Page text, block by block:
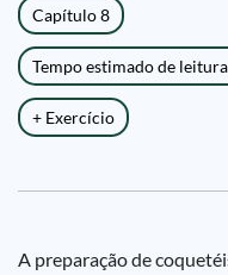
Capítulo 8
Tempo estimado de
+ Exercício
A preparação de